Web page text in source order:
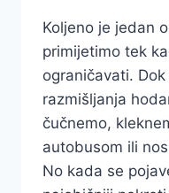
Koljeno je jedan
primijetimo tek
ograničavati.
razmišljanja
čučnemo,
autobusom ili
No kada se